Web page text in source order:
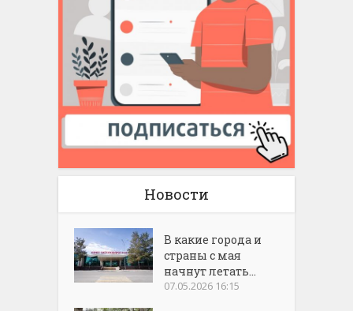
Новости
В какие города и
страны с мая
начнут летать...
07.05.2026 16:15